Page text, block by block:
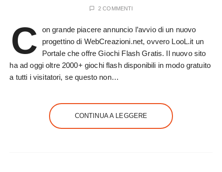
2 COMMENTI
C
on grande piacere annuncio l’avvio di un nuovo
progettino di WebCreazioni.net, ovvero LooL.it un
Portale che offre Giochi Flash Gratis. Il nuovo sito
ha ad oggi oltre 2000+ giochi flash disponibili in modo gratuito
a tutti i visitatori, se questo non…
CONTINUA A LEGGERE